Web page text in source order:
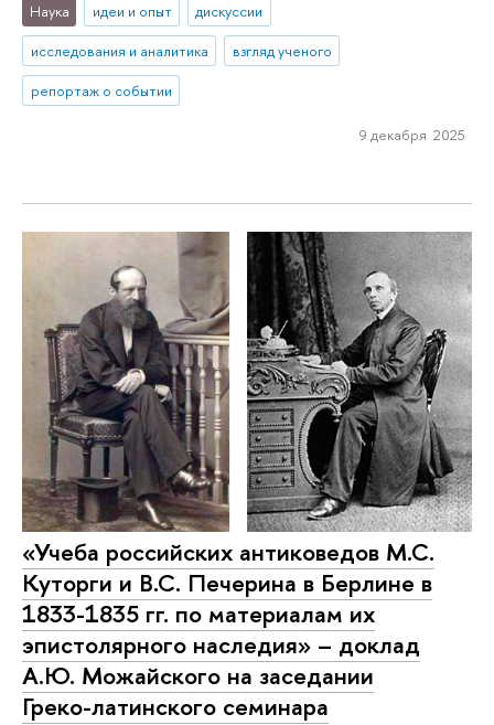
Наука идеи и опыт
дискуссии
исследования и аналитика
взгляд ученого
репортаж о событии
9 декабря 2025
«Учеба российских антиковедов М.С.
Куторги и В.С. Печерина в Берлине в
1833-1835 гг. по материалам их
эпистолярного наследия» – доклад
А.Ю. Можайского на заседании
Греко-латинского семинара